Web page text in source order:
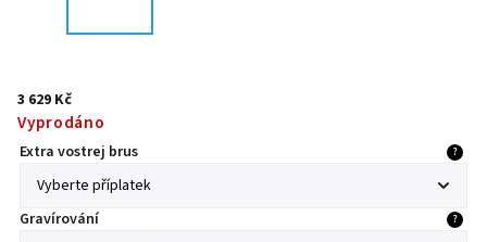
3 629 Kč
Vyprodáno
Extra vostrej brus ?
Gravírování ?